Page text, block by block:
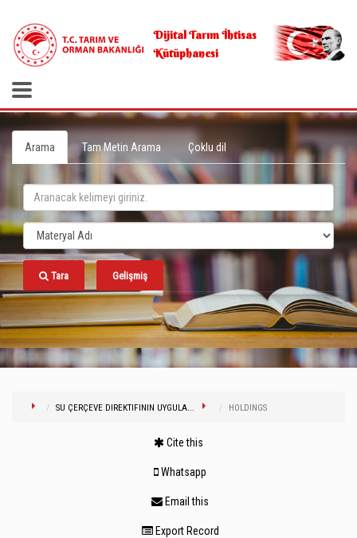
Dijital Tarım İhtisas
Kütüphanesi
Arama Tam Metin Arama Çoklu dil
Tara Gelişmiş
SU ÇERÇEVE DIREKTIFININ UYGULA... HOLDINGS
Cite this
Whatsapp
Email this
Export Record